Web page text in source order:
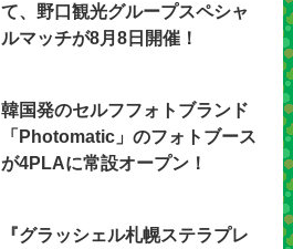
て、野口観光グループスペシャ
ルマッチが8月8日開催！
韓国発のセルフフォトブランド
「Photomatic」のフォトブース
が4PLAに常設オープン！
『グラッシェル札幌ステラプレ